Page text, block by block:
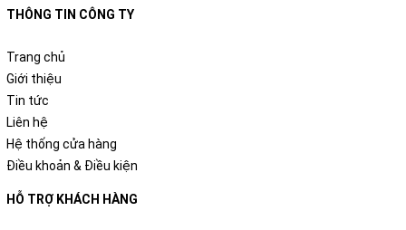
THÔNG TIN CÔNG TY
Trang chủ
Giới thiệu
Tin tức
Liên hệ
Hệ thống cửa hàng
Điều khoản & Điều kiện
HỖ TRỢ KHÁCH HÀNG